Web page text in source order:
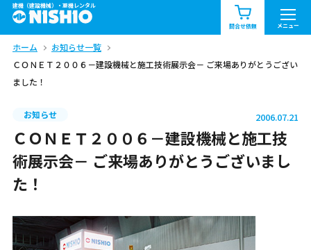
建機（建設機械）・重機レンタル
問合せ依頼 メニュー
商品一覧 お知らせ一覧
問合せ依頼リスト
北海道 関東
中部 関西 中国・四国
ホーム
お知らせ一覧
ＣＯＮＥＴ２００６－建設機械と施工技術展示会－ ご来場ありがとうござい
ました！
お知らせ 2006.07.21
ＣＯＮＥＴ２００６－建設機械と施工技
術展示会－ ご来場ありがとうございまし
た！